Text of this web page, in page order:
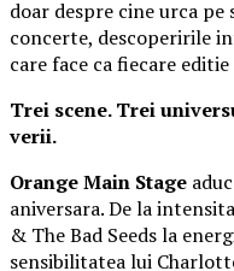
doar despre cine urca
concerte, descoperirile
care face ca fiecare
Trei scene. Trei
verii.
Orange Main Stage
aniversara. De la
& The Bad Seeds la
sensibilitatea lui